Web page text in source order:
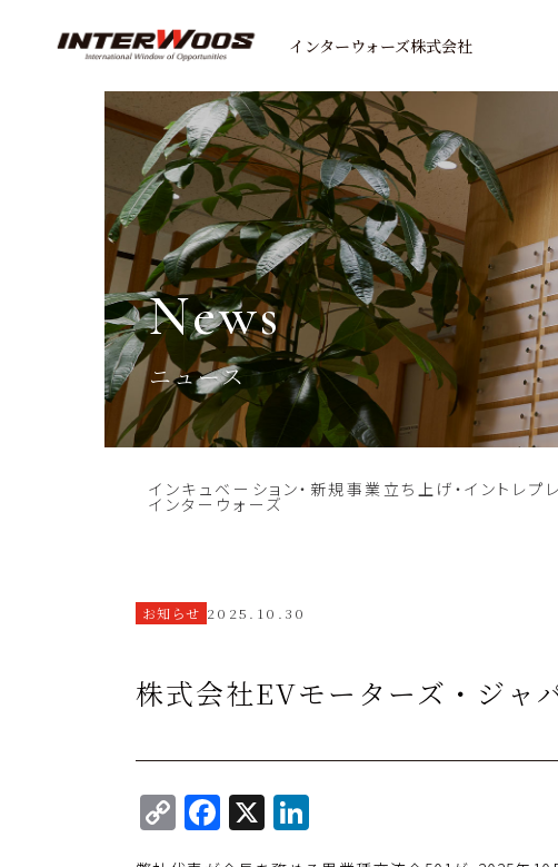
インターウォーズ株式会社
news
ニュース
インキュベーション・新規事業立ち上げ・イントレプ
インターウォーズ
お知らせ 2025.10.30
株式会社EVモーターズ・ジャ
C
o
F
a
X
n